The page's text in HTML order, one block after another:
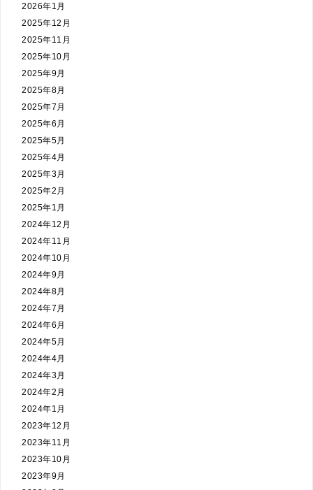
2026年1月
2025年12月
2025年11月
2025年10月
2025年9月
2025年8月
2025年7月
2025年6月
2025年5月
2025年4月
2025年3月
2025年2月
2025年1月
2024年12月
2024年11月
2024年10月
2024年9月
2024年8月
2024年7月
2024年6月
2024年5月
2024年4月
2024年3月
2024年2月
2024年1月
2023年12月
2023年11月
2023年10月
2023年9月